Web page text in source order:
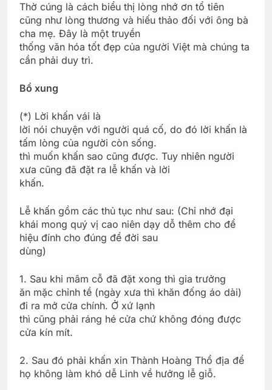
Thờ cúng là cách biểu thị lòng nhớ ơn tổ tiên
cũng như lòng thương và hiếu thảo đối với ông bà
cha mẹ. Đây là một truyền
thống văn hóa tốt đẹp của người Việt mà chúng ta
cần phải duy trì.
Bổ xung
(*) Lời khấn vái là
lời nói chuyện với người quá cố, do đó lời khấn là
tấm lòng của người còn sống.
thì muốn khấn sao cũng được. Tuy nhiên người
xưa cũng đã đặt ra lễ khấn và lời
khấn.
Lễ khấn gồm các thủ tục như sau: (Chỉ nhớ đại
khái mong quý vị cao niên dạy dỗ thêm cho để
hiệu đính cho đúng để đời sau
dùng)
1. Sau khi mâm cỗ đã đặt xong thì gia trưởng
ăn mặc chỉnh tề (ngày xưa thì khăn đống áo dài)
đi ra mở cửa chính. Ở xứ lạnh
thì cũng phải ráng hé cửa chứ không đóng được
cửa kín mít.
2. Sau đó phải khấn xin Thành Hoàng Thổ địa để
họ không làm khó dễ Linh về hưởng lễ giỗ.